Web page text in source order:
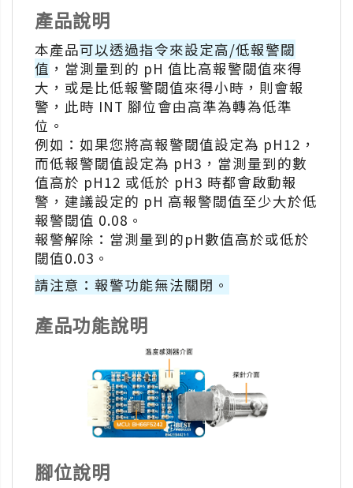
產品說明
本產品可以透過指令來設定高/低報警閾
值 ，當測量到的 pH 值比高報警閾值來得
大，或是比低報警閾值來得小時，則會報
警，此時 INT 腳位會由高準為轉為低準
位。
例如：如果您將高報警閾值設定為 pH12，
而低報警閾值設定為 pH3，當測量到的數
值高於 pH12 或低於 pH3 時都會啟動報
警，建議設定的 pH 高報警閾值至少大於低
報警閾值 0.08。
報警解除：當測量到的pH數值高於或低於
閾值0.03。
請注意：報警功能無法關閉。
產品功能說明
腳位說明